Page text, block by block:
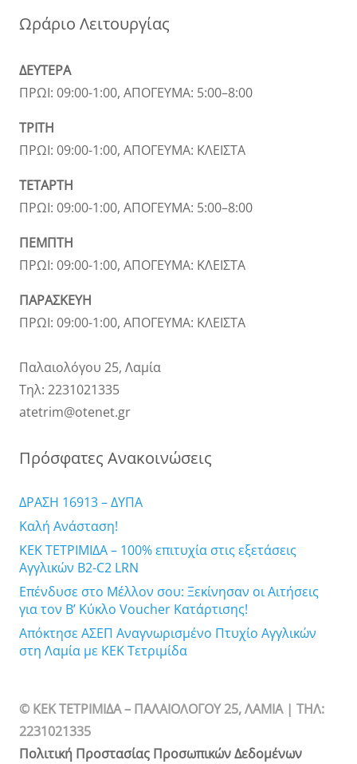
Ωράριο Λειτουργίας
ΔΕΥΤΕΡΑ
ΠΡΩΙ: 09:00-1:00, ΑΠΟΓΕΥΜΑ: 5:00–8:00
ΤΡΙΤΗ
ΠΡΩΙ: 09:00-1:00, ΑΠΟΓΕΥΜΑ: ΚΛΕΙΣΤΑ
ΤΕΤΑΡΤΗ
ΠΡΩΙ: 09:00-1:00, ΑΠΟΓΕΥΜΑ: 5:00–8:00
ΠΕΜΠΤΗ
ΠΡΩΙ: 09:00-1:00, ΑΠΟΓΕΥΜΑ: ΚΛΕΙΣΤΑ
ΠΑΡΑΣΚΕΥΗ
ΠΡΩΙ: 09:00-1:00, ΑΠΟΓΕΥΜΑ: ΚΛΕΙΣΤΑ
Παλαιολόγου 25, Λαμία
Τηλ: 2231021335
atetrim@otenet.gr
Πρόσφατες Ανακοινώσεις
ΔΡΑΣΗ 16913 – ΔΥΠΑ
Καλή Ανάσταση!
ΚΕΚ ΤΕΤΡΙΜΙΔΑ – 100% επιτυχία στις εξετάσεις
Αγγλικών B2-C2 LRN
Επένδυσε στο Μέλλον σου: Ξεκίνησαν οι Αιτήσεις
για τον Β’ Κύκλο Voucher Κατάρτισης!
Απόκτησε ΑΣΕΠ Αναγνωρισμένο Πτυχίο Αγγλικών
στη Λαμία με ΚΕΚ Τετριμίδα
© ΚΕΚ ΤΕΤΡΙΜΙΔΑ – ΠΑΛΑΙΟΛΟΓΟΥ 25, ΛΑΜΙΑ | TΗΛ:
2231021335
Πολιτική Προστασίας Προσωπικών Δεδομένων